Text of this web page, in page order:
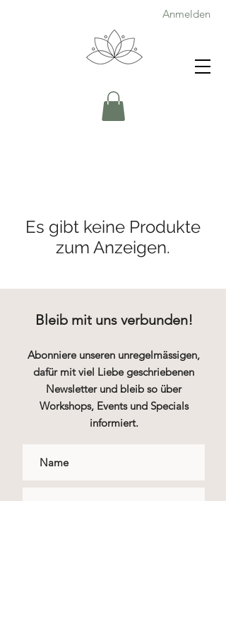
Anmelden
Es gibt keine Produkte
zum Anzeigen.
Bleib mit uns verbunden!
Abonniere unseren unregelmässigen,
dafür mit viel Liebe geschriebenen
Newsletter und bleib so über
Workshops, Events und Specials
informiert.